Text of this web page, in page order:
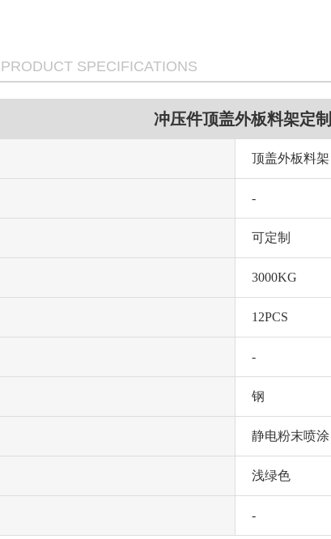
SPECIFICATIONS
冲压件顶盖外板料架定
顶盖外板料架
-
可定制
3000KG
12PCS
-
钢
静电粉末喷涂
浅绿色
-